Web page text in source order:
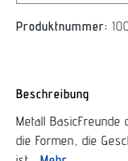
Produktnummer:
Beschreibung
Metall
die Formen, die